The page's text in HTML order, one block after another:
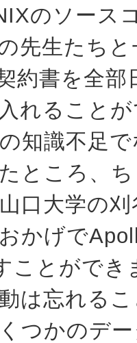
のソース
先生たち
約書を全
れること
知識不足
ところ、
口大学の
かげで
ことができ
は忘れる
つかのデ